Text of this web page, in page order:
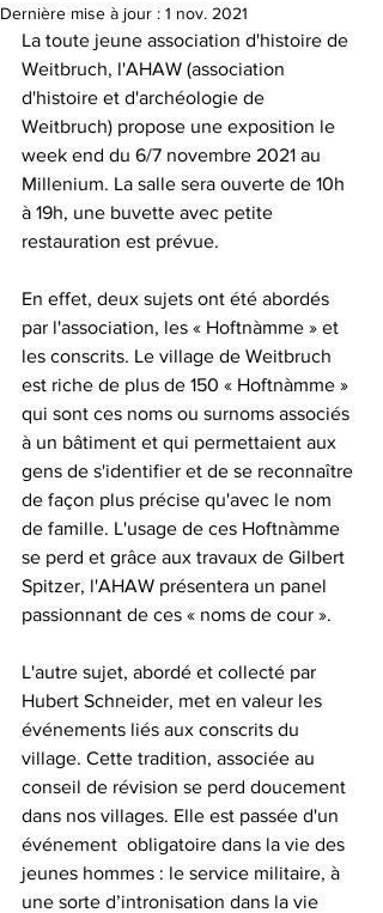
Dernière mise à jour : 1 nov. 2021
La toute jeune association d'histoire de
Weitbruch, l'AHAW (association
d'histoire et d'archéologie de
Weitbruch) propose une exposition le
week end du 6/7 novembre 2021 au
Millenium. La salle sera ouverte de 10h
à 19h, une buvette avec petite
restauration est prévue.
En effet, deux sujets ont été abordés
par l'association, les « Hoftnàmme » et
les conscrits. Le village de Weitbruch
est riche de plus de 150 « Hoftnàmme »
qui sont ces noms ou surnoms associés
à un bâtiment et qui permettaient aux
gens de s'identifier et de se reconnaître
de façon plus précise qu'avec le nom
de famille. L'usage de ces Hoftnàmme
se perd et grâce aux travaux de Gilbert
Spitzer, l'AHAW présentera un panel
passionnant de ces « noms de cour ».
L'autre sujet, abordé et collecté par
Hubert Schneider, met en valeur les
événements liés aux conscrits du
village. Cette tradition, associée au
conseil de révision se perd doucement
dans nos villages. Elle est passée d'un
événement  obligatoire dans la vie des
jeunes hommes : le service militaire, à
une sorte d’intronisation dans la vie